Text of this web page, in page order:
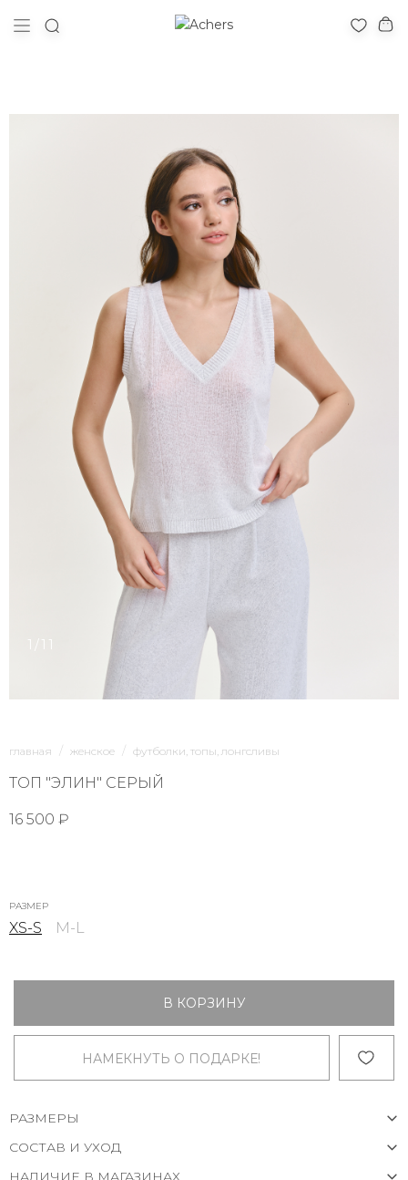
1/11
главная женское футболки, топы, лонгсливы
ТОП "ЭЛИН" СЕРЫЙ
16 500 ₽
РАЗМЕР
XS-S M-L
В КОРЗИНУ
НАМЕКНУТЬ О ПОДАРКЕ!
РАЗМЕРЫ
СОСТАВ И УХОД
НАЛИЧИЕ В МАГАЗИНАХ